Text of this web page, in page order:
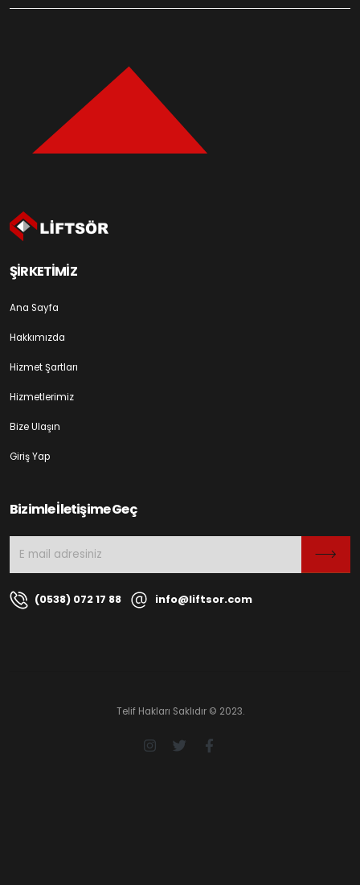
ŞİRKETİMİZ
Ana Sayfa
Hakkımızda
Hizmet Şartları
Hizmetlerimiz
Bize Ulaşın
Giriş Yap
Bizimle İletişime Geç
(0538) 072 17 88 info@liftsor.com
Telif Hakları Saklıdır © 2023.